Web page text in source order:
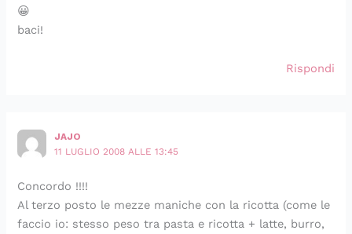
😀
baci!
Rispondi
JAJO
11 LUGLIO 2008 ALLE 13:45
Concordo !!!!
Al terzo posto le mezze maniche con la ricotta (come le
faccio io: stesso peso tra pasta e ricotta + latte, burro,